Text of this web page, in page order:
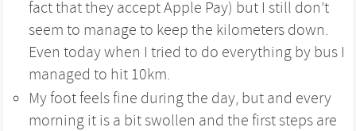
fact that they accept Apple Pay) but I still don’t
seem to manage to keep the kilometers down.
Even today when I tried to do everything by bus I
managed to hit 10km.
My foot feels fine during the day, but and every
morning it is a bit swollen and the first steps are